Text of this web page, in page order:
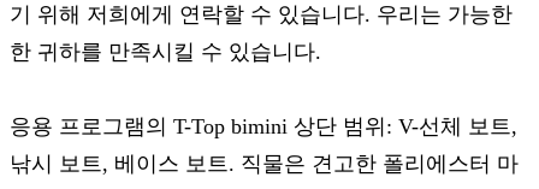
기 위해 저희에게 연락할 수 있습니다. 우리는 가능한
한 귀하를 만족시킬 수 있습니다.
응용 프로그램의 T-Top bimini 상단 범위: V-선체 보트,
낚시 보트, 베이스 보트. 직물은 견고한 폴리에스터 마